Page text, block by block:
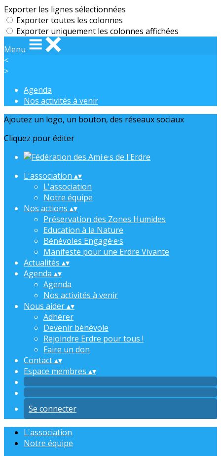
Exporter les lignes sélectionnées
Exporter toutes les colonnes
Exporter uniquement les colonnes affichées
Menu
<
>
Agenda
Nos activités à venir
Ajoutez un logo, un bouton, des réseaux sociaux
Cliquez pour éditer
L'association ▴▾
L'association
Notre équipe
Nos actions ▴▾
Préservation des Zones Humides
Education à la Nature
Bénévoles Engagé·e·s
Manifeste pour une Erdre Vivante
Actualités ▴▾
Agenda ▴▾
Agenda
Nos activités à venir
Nous aider▴▾
Adhérer
Devenir bénévole
Rejoindre Erdre pour tous !
Faire un don
Contact▴▾
Espace membres ▴▾
Se connecter
L'association
Notre équipe